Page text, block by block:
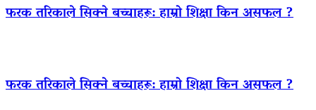
फरक तरिकाले सिक्ने बच्चाहरू: हाम्रो शिक्षा किन असफल ?
फरक तरिकाले सिक्ने बच्चाहरू: हाम्रो शिक्षा किन असफल ?